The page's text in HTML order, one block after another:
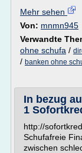
Mehr sehen
Von: mnmn945
Verwandte
ohne schufa /
/ banken ohne
In bezug
1
http://
Schufafreie
zwischen